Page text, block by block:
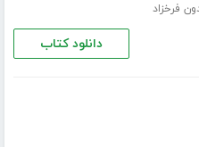
فرخزاد
دانلود کتاب